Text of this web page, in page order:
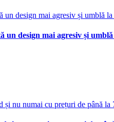
design mai agresiv și